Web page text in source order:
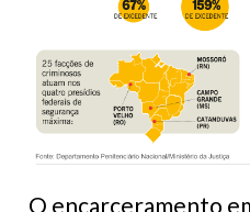
O encarceramento